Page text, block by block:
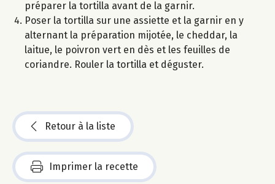
préparer la tortilla avant de la garnir.
Poser la tortilla sur une assiette et la garnir en y
alternant la préparation mijotée, le cheddar, la
laitue, le poivron vert en dès et les feuilles de
coriandre. Rouler la tortilla et déguster.
Retour à la liste
Imprimer la recette